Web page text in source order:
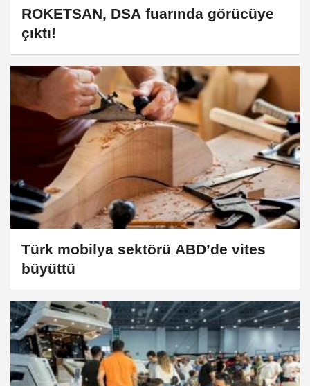
ROKETSAN, DSA fuarında görücüye
çıktı!
Türk mobilya sektörü ABD’de vites
büyüttü